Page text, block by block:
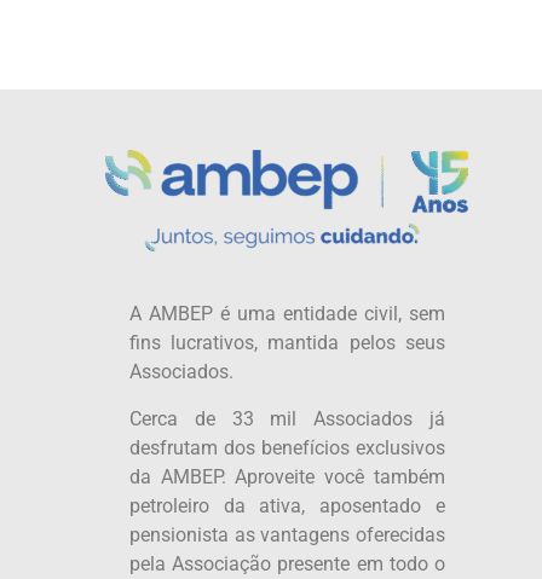
A AMBEP é uma entidade civil, sem
fins lucrativos, mantida pelos seus
Associados.
Cerca de 33 mil Associados já
desfrutam dos benefícios exclusivos
da AMBEP. Aproveite você também
petroleiro da ativa, aposentado e
pensionista as vantagens oferecidas
pela Associação presente em todo o